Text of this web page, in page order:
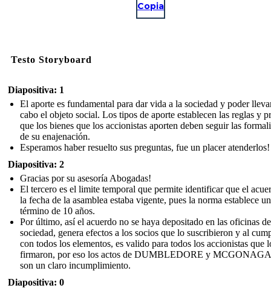
Copia
Testo Storyboard
Diapositiva: 1
El aporte es fundamental para dar vida a la sociedad y poder
cabo el objeto social. Los tipos de aporte establecen las reglas y
que los bienes que los accionistas aporten deben seguir las
de su enajenación.
Esperamos haber resuelto sus preguntas, fue un placer atenderlos!
Diapositiva: 2
Gracias por su asesoría Abogadas!
El tercero es el limite temporal que permite identificar que el
la fecha de la asamblea estaba vigente, pues la norma establece un
término de 10 años.
Por último, así el acuerdo no se haya depositado en las oficinas
sociedad, genera efectos a los socios que lo suscribieron y al
con todos los elementos, es valido para todos los accionistas que
firmaron, por eso los actos de DUMBLEDORE y
son un claro incumplimiento.
Diapositiva: 0